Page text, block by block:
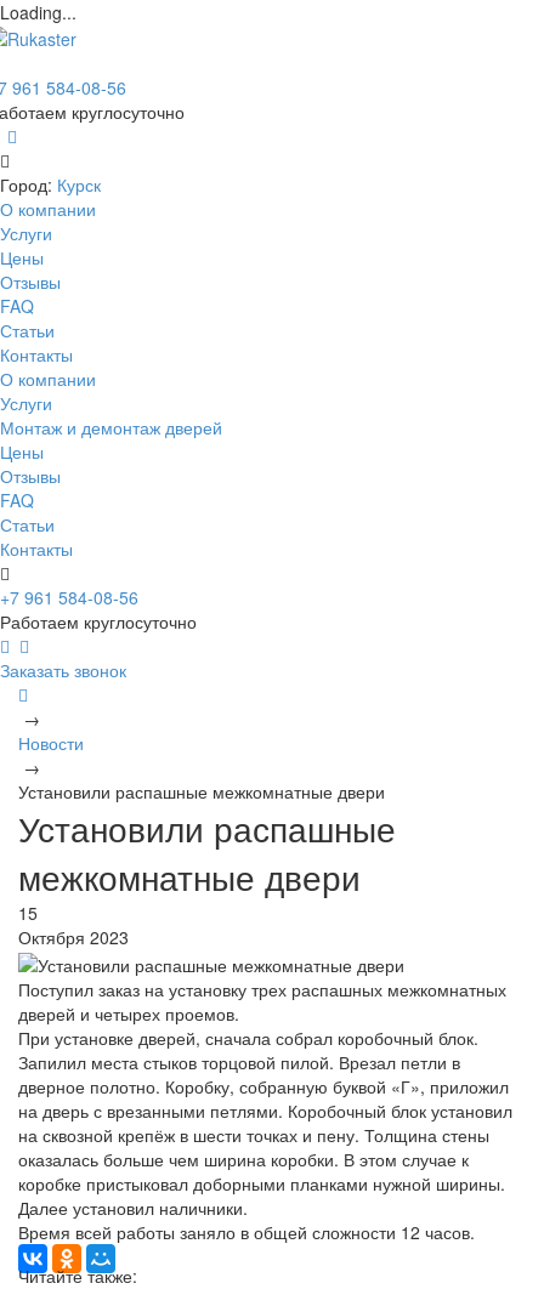
Loading...
961 584-08-56
круглосуточно
Город: Курск
О компании
Услуги
Цены
Отзывы
FAQ
Статьи
Контакты
О компании
Услуги
Монтаж и демонтаж дверей
Цены
Отзывы
FAQ
Статьи
Контакты
+7 961 584-08-56
Работаем круглосуточно
Заказать звонок
→
Новости
→
Установили распашные межкомнатные двери
Установили распашные
межкомнатные двери
15
Октября 2023
Поступил заказ на установку трех распашных межкомнатных
дверей и четырех проемов.
При установке дверей, сначала собрал коробочный блок.
Запилил места стыков торцовой пилой. Врезал петли в
дверное полотно. Коробку, собранную буквой «Г», приложил
на дверь с врезанными петлями. Коробочный блок установил
на сквозной крепёж в шести точках и пену. Толщина стены
оказалась больше чем ширина коробки. В этом случае к
коробке пристыковал доборными планками нужной ширины.
Далее установил наличники.
Время всей работы заняло в общей сложности 12 часов.
Читайте также: